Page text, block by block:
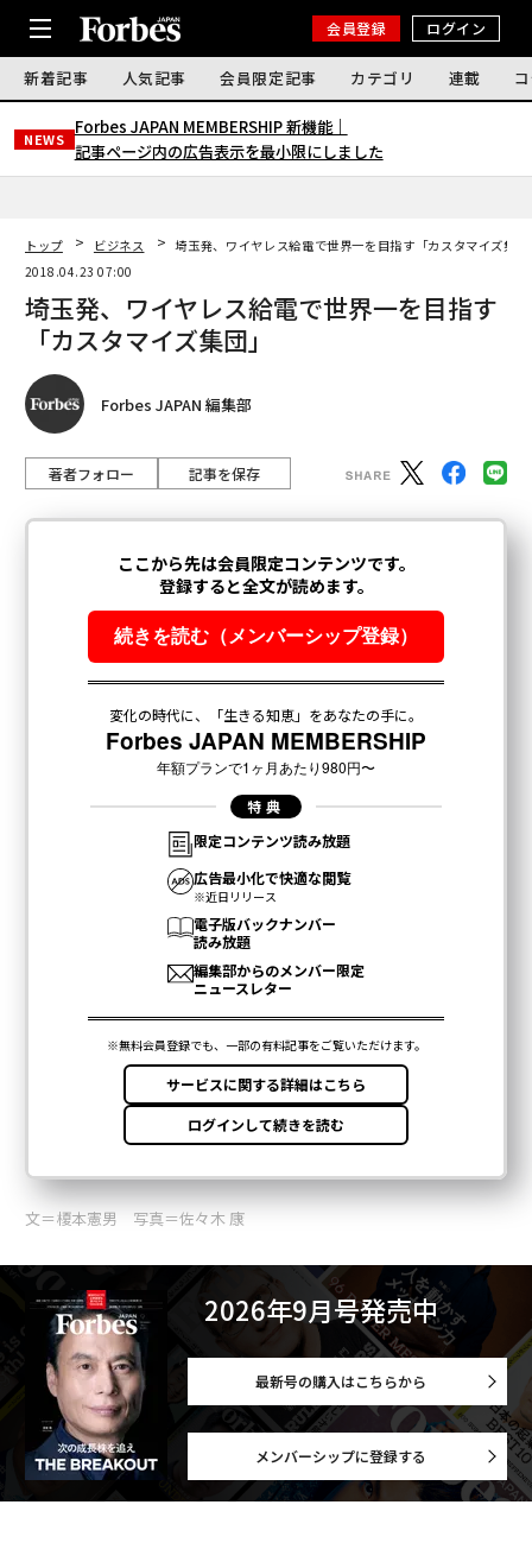
会員登録 ログイン
新着記事 人気記事 会員限定記事 カテゴリ 連載
NEWS
Forbes JAPAN MEMBERSHIP 新機能｜
記事ページ内の広告表示を最小限にしました
トップ ビジネス
埼玉発、ワイヤレス給電で世界一を目指す「カスタマイズ集団
2018.04.23 07:00
埼玉発、ワイヤレス給電で世界一を目指す
「カスタマイズ集団」
Forbes JAPAN 編集部
著者フォロー 記事を保存
文＝榎本憲男 写真＝佐々木 康
2026年9月号発売中
最新号の購入はこちらから
メンバーシップに登録する